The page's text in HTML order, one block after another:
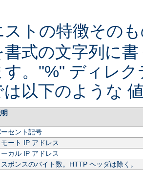
ストの特徴その
書式の文字列に
す。"%" ディレ
は以下のような
セント記号
モート IP アドレス
ーカル IP アドレス
スポンスのバイト数。HTTP ヘッダは除く。